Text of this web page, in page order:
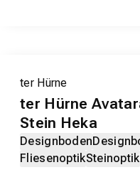
ter Hürne
ter Hürne
Stein Heka
Designboden
FliesenoptikSteinoptik